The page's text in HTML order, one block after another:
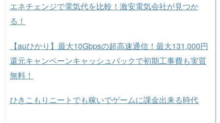
エネチェンジで電気代を比較！激安電気会社が見つか
る！
【auひかり】最大10Gbpsの超高速通信！最大131,000円
還元キャンペーンキャッシュバックで初期工事費も実質
無料！
ひきこもりニートでも稼いでゲームに課金出来る時代